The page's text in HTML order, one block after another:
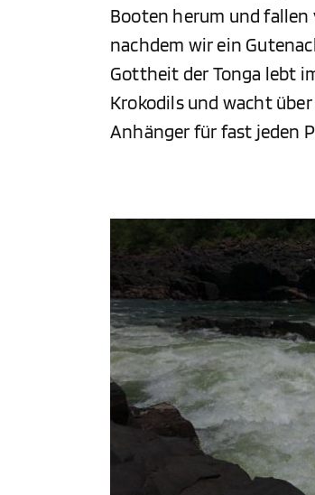
Booten herum und fallen
nachdem wir ein
Gottheit der Tonga lebt
Krokodils und wacht
Anhänger für fast jeden